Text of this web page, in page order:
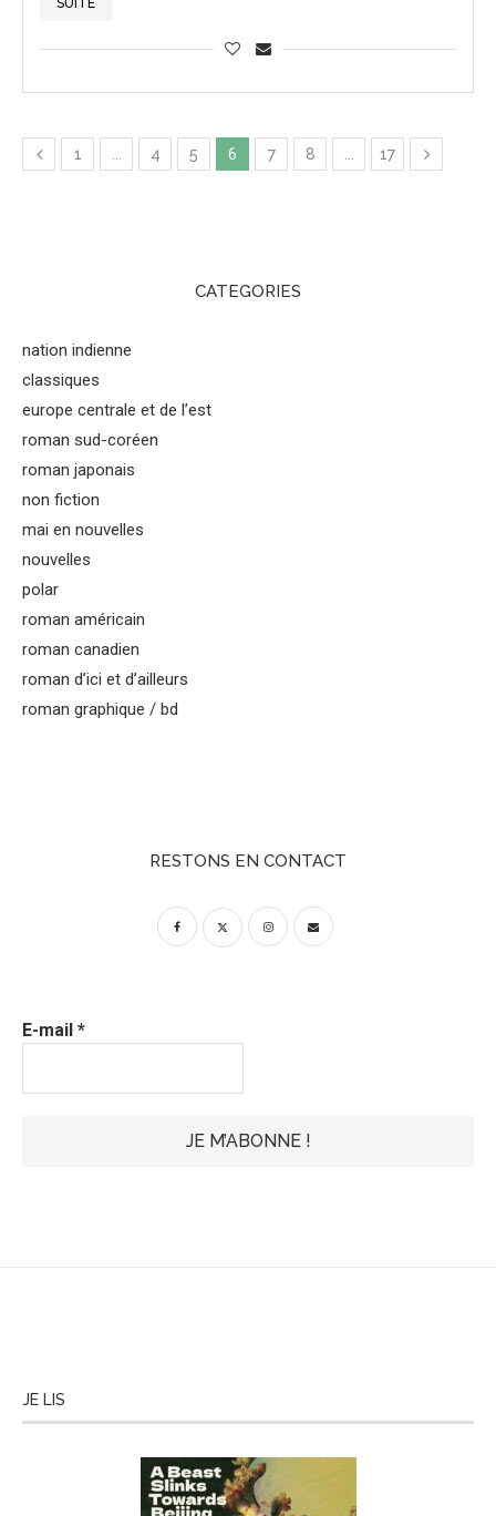
SUITE
1 4 5 6 7 8 17
CATEGORIES
nation indienne
classiques
europe centrale et de l’est
roman sud-coréen
roman japonais
non fiction
mai en nouvelles
nouvelles
polar
roman américain
roman canadien
roman d’ici et d’ailleurs
roman graphique / bd
RESTONS EN CONTACT
E-mail *
JE LIS